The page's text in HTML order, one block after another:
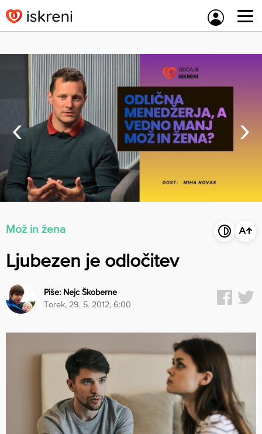
to
content
‹ ›
Mož in žena
Ljubezen je odločitev
Piše: Nejc Škoberne
torek, 29. 5. 2012, 6:00